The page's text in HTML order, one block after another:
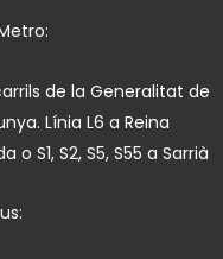
de la Generalitat de
Línia L6 a Reina
o S1, S2, S5, S55 a Sarrià